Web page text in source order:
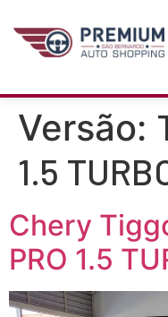
Versão:
1.5
Chery
PRO 1.5